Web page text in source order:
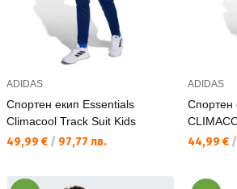
ADIDAS
Спортен екип Essentials
Climacool Track Suit Kids
Текуща цена:
49,99 € / 97,77 лв.
ADIDAS
Спортен
Текуща
44,99 € /